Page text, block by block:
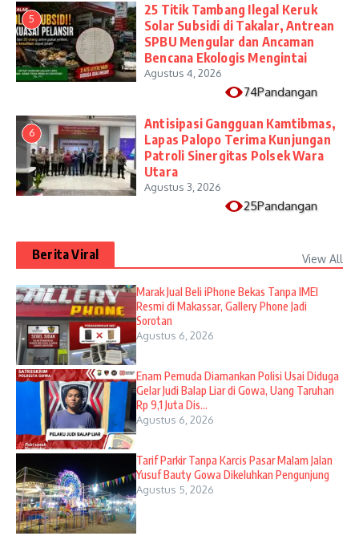
5
25 Titik Tambang Ilegal Keruk
Solar Subsidi di Takalar, Antrean
SPBU Mengular dan Ancaman
Bencana Ekologis Mengintai
Agustus 4, 2026
74Pandangan
6
Antisipasi Gangguan Kamtibmas,
Lapas Palopo Terima Kunjungan
Patroli Sinergitas Polsek Wara
Utara
Agustus 3, 2026
25Pandangan
Berita Viral View All
​Marak Jual Beli iPhone Bekas Tanpa IMEI
Resmi di Makassar, Gallery Phone Jadi
Sorotan
Agustus 6, 2026
Enam Pemuda Diamankan Polisi Usai Diduga
Gelar Judi Balap Liar di Gowa, Uang Taruhan
Rp 9,1 Juta Dis...
Agustus 6, 2026
Tarif Parkir Tanpa Karcis Pasar Malam Jalan
Yusuf Bauty Gowa Dikeluhkan Pengunjung
Agustus 5, 2026